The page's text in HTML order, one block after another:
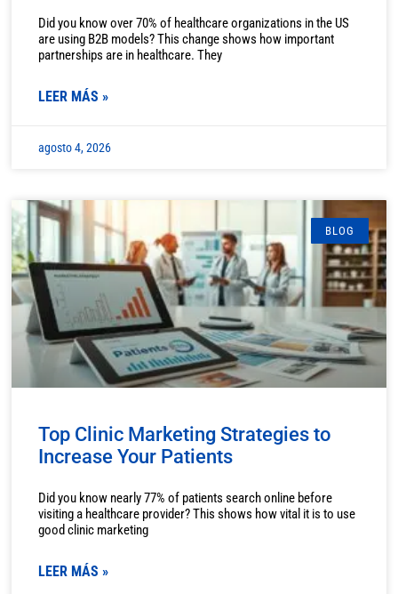
Did you know over 70% of healthcare organizations in the US
are using B2B models? This change shows how important
partnerships are in healthcare. They
LEER MÁS »
agosto 4, 2026
BLOG
Top Clinic Marketing Strategies to
Increase Your Patients
Did you know nearly 77% of patients search online before
visiting a healthcare provider? This shows how vital it is to use
good clinic marketing
LEER MÁS »